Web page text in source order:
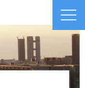
toggle